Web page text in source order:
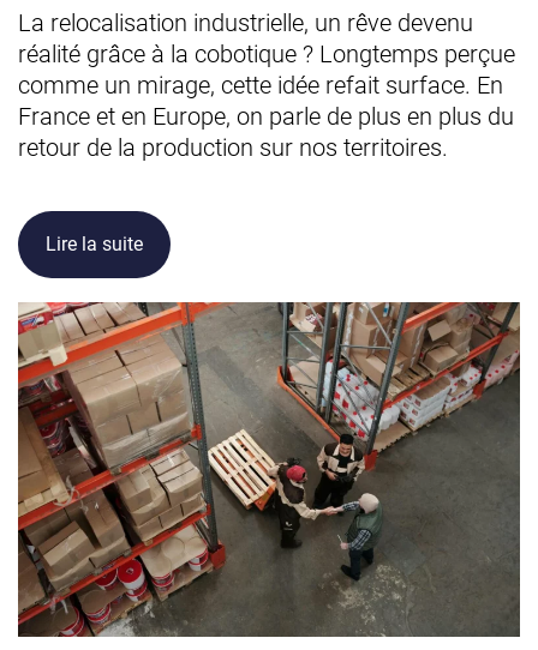
La relocalisation industrielle, un rêve devenu
réalité grâce à la cobotique ? Longtemps perçue
comme un mirage, cette idée refait surface. En
France et en Europe, on parle de plus en plus du
retour de la production sur nos territoires.
Lire la suite